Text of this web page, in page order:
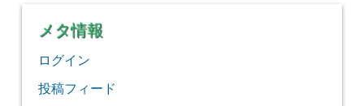
メタ情報
ログイン
投稿フィード